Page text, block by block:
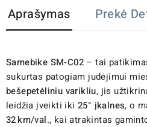
Aprašymas Prekė
Samebike SM‑C02– tai
sukurtas patogiam judėjimui
bešepetėliniu varikliu, jis
leidžia įveikti iki25° įkalnes, o
32 km/val., kai atrakintas